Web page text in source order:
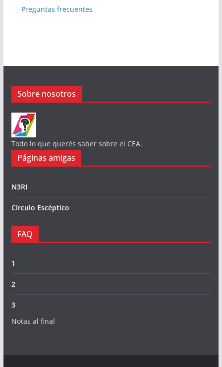
Preguntas frecuentes
Sobre nosotros
Todo lo que querés saber sobre el CEA.
Páginas amigas
N3RI
Círculo Escéptico
FAQ
1
2
3
Notas al final